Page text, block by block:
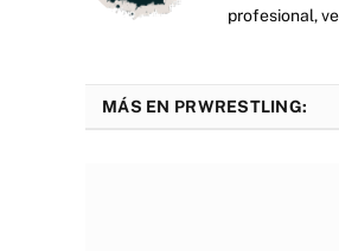
profesional,
MÁS EN PRWRESTLING: